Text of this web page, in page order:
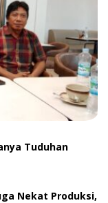
Tuduhan
Nekat Produksi,